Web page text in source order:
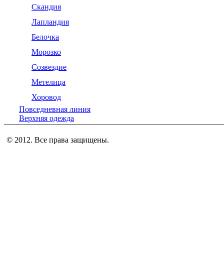
Скандия
Лапландия
Белочка
Морозко
Созвездие
Метелица
Хоровод
Повседневная линия
Верхняя одежда
© 2012. Все права защищены.